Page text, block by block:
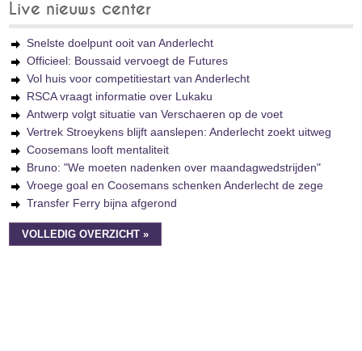
Live nieuws center
Snelste doelpunt ooit van Anderlecht
Officieel: Boussaid vervoegt de Futures
Vol huis voor competitiestart van Anderlecht
RSCA vraagt informatie over Lukaku
Antwerp volgt situatie van Verschaeren op de voet
Vertrek Stroeykens blijft aanslepen: Anderlecht zoekt uitweg
Coosemans looft mentaliteit
Bruno: "We moeten nadenken over maandagwedstrijden"
Vroege goal en Coosemans schenken Anderlecht de zege
Transfer Ferry bijna afgerond
VOLLEDIG OVERZICHT »